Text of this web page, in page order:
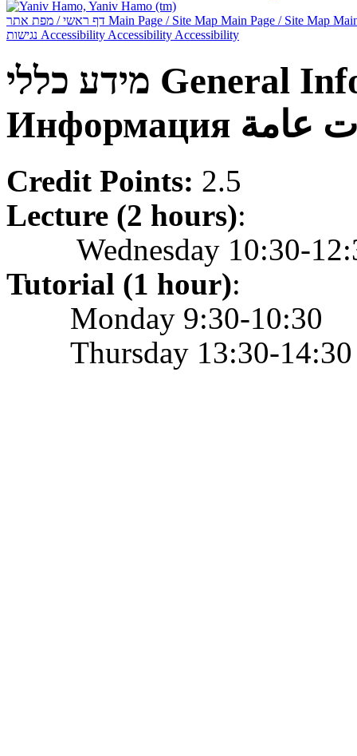
Main Page / Site Map Main Page / Site Map
Accessibility Accessibility Accessibility
מידע כללי General
Информация عامة
Credit Points: 2.5
Lecture (2 hours):
Wednesday 10:30-
Tutorial (1 hour):
Monday 9:30-10:30
Thursday 13:30-14:30